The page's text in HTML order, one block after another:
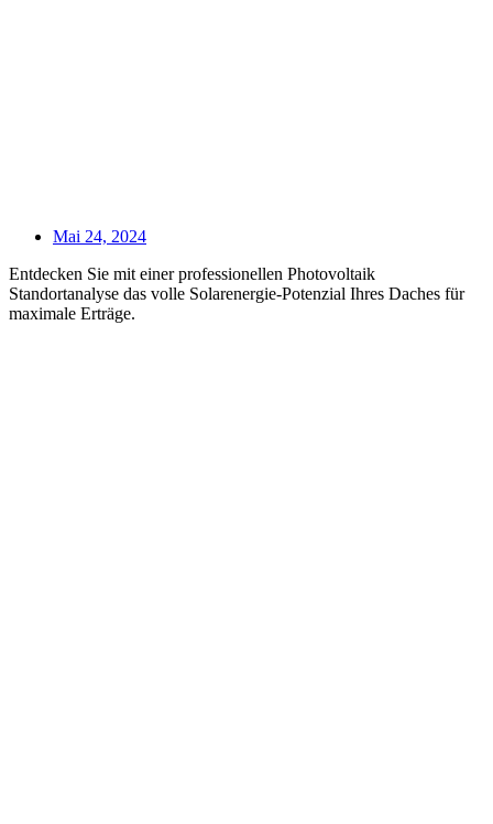
Mai 24, 2024
Entdecken Sie mit einer professionellen Photovoltaik
Standortanalyse das volle Solarenergie-Potenzial Ihres Daches für
maximale Erträge.